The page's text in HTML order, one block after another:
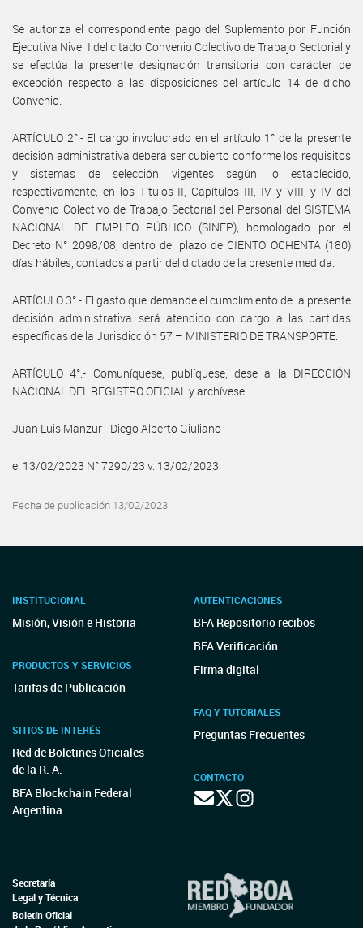
Se autoriza el correspondiente pago del Suplemento por Función
Ejecutiva Nivel I del citado Convenio Colectivo de Trabajo Sectorial y
se efectúa la presente designación transitoria con carácter de
excepción respecto a las disposiciones del artículo 14 de dicho
Convenio.
ARTÍCULO 2°.- El cargo involucrado en el artículo 1° de la presente
decisión administrativa deberá ser cubierto conforme los requisitos
y sistemas de selección vigentes según lo establecido,
respectivamente, en los Títulos II, Capítulos III, IV y VIII, y IV del
Convenio Colectivo de Trabajo Sectorial del Personal del SISTEMA
NACIONAL DE EMPLEO PÚBLICO (SINEP), homologado por el
Decreto N° 2098/08, dentro del plazo de CIENTO OCHENTA (180)
días hábiles, contados a partir del dictado de la presente medida.
ARTÍCULO 3°.- El gasto que demande el cumplimiento de la presente
decisión administrativa será atendido con cargo a las partidas
específicas de la Jurisdicción 57 – MINISTERIO DE TRANSPORTE.
ARTÍCULO 4°.- Comuníquese, publíquese, dese a la DIRECCIÓN
NACIONAL DEL REGISTRO OFICIAL y archívese.
Juan Luis Manzur - Diego Alberto Giuliano
e. 13/02/2023 N° 7290/23 v. 13/02/2023
Fecha de publicación 13/02/2023
INSTITUCIONAL
Misión, Visión e Historia
PRODUCTOS Y SERVICIOS
Tarifas de Publicación
SITIOS DE INTERÉS
Red de Boletines Oficiales
de la R. A.
BFA Blockchain Federal
Argentina
AUTENTICACIONES
BFA Repositorio recibos
BFA Verificación
Firma digital
FAQ Y TUTORIALES
Preguntas Frecuentes
CONTACTO
Secretaría
Legal y Técnica
Boletín Oficial